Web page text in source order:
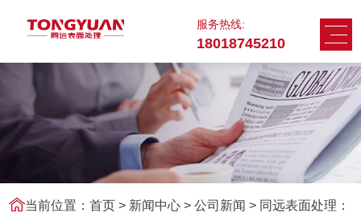
服务热线:
18018745210
当前位置：首页 > 新闻中心 >公司新闻 > 同远表面处理：